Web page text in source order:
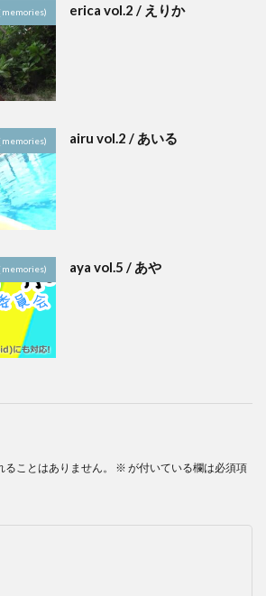
memories) erica vol.2 / えりか
memories) airu vol.2 / あいる
memories) aya vol.5 / あや
ことはありません。 ※ が付いている欄は必須項